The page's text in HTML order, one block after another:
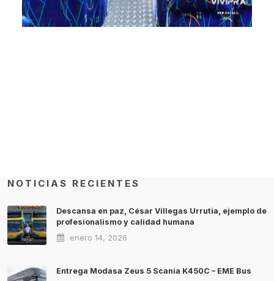
NOTICIAS RECIENTES
Descansa en paz, César Villegas Urrutia, ejemplo de
profesionalismo y calidad humana
enero 14, 2026
Entrega Modasa Zeus 5 Scania K450C – EME Bus